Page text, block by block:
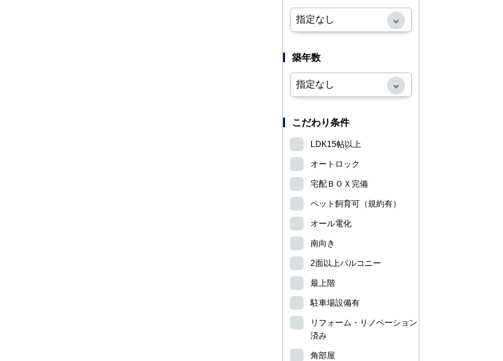
築年数
こだわり条件
LDK15帖以上
オートロック
宅配ＢＯＸ完備
ペット飼育可（規約有）
オール電化
南向き
2面以上バルコニー
最上階
駐車場設備有
リフォーム・リノベーション
済み
角部屋